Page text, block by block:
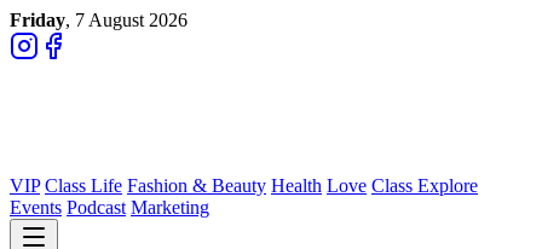
Friday, 7 August 2026
VIP Class Life Fashion & Beauty Health Love Class Explore
Events Podcast Marketing